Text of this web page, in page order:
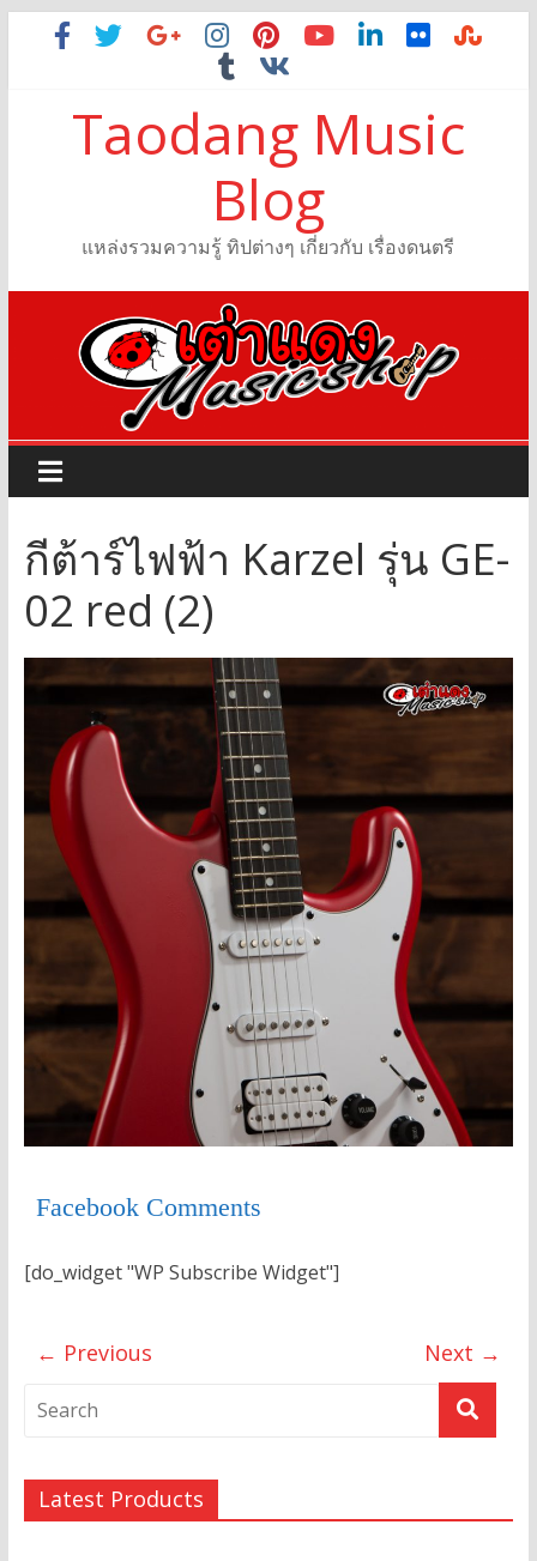
Taodang Music
Blog
แหล่งรวมความรู้ ทิปต่างๆ เกี่ยวกับ เรื่องดนตรี
กีต้าร์ไฟฟ้า Karzel รุ่น GE-
02 red (2)
Facebook Comments
[do_widget "WP Subscribe Widget"]
← Previous Next →
Latest Products